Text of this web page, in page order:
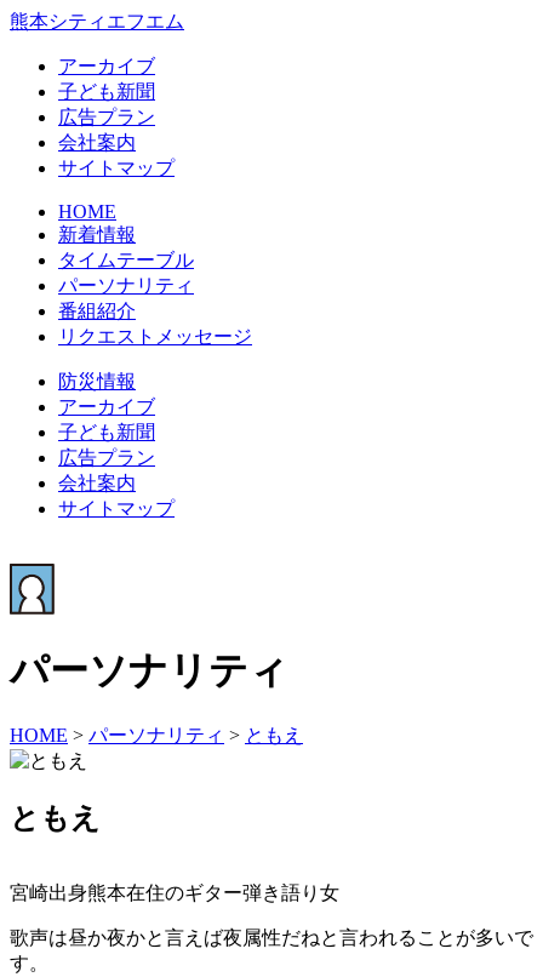
熊本シティエフエム
アーカイブ
⼦ども新聞
広告プラン
会社案内
サイトマップ
HOME
新着情報
タイムテーブル
パーソナリティ
番組紹介
リクエストメッセージ
防災情報
アーカイブ
子ども新聞
広告プラン
会社案内
サイトマップ
パーソナリティ
HOME > パーソナリティ > ともえ
ともえ
宮崎出身熊本在住のギター弾き語り女
歌声は昼か夜かと言えば夜属性だねと言われることが多いで
す。